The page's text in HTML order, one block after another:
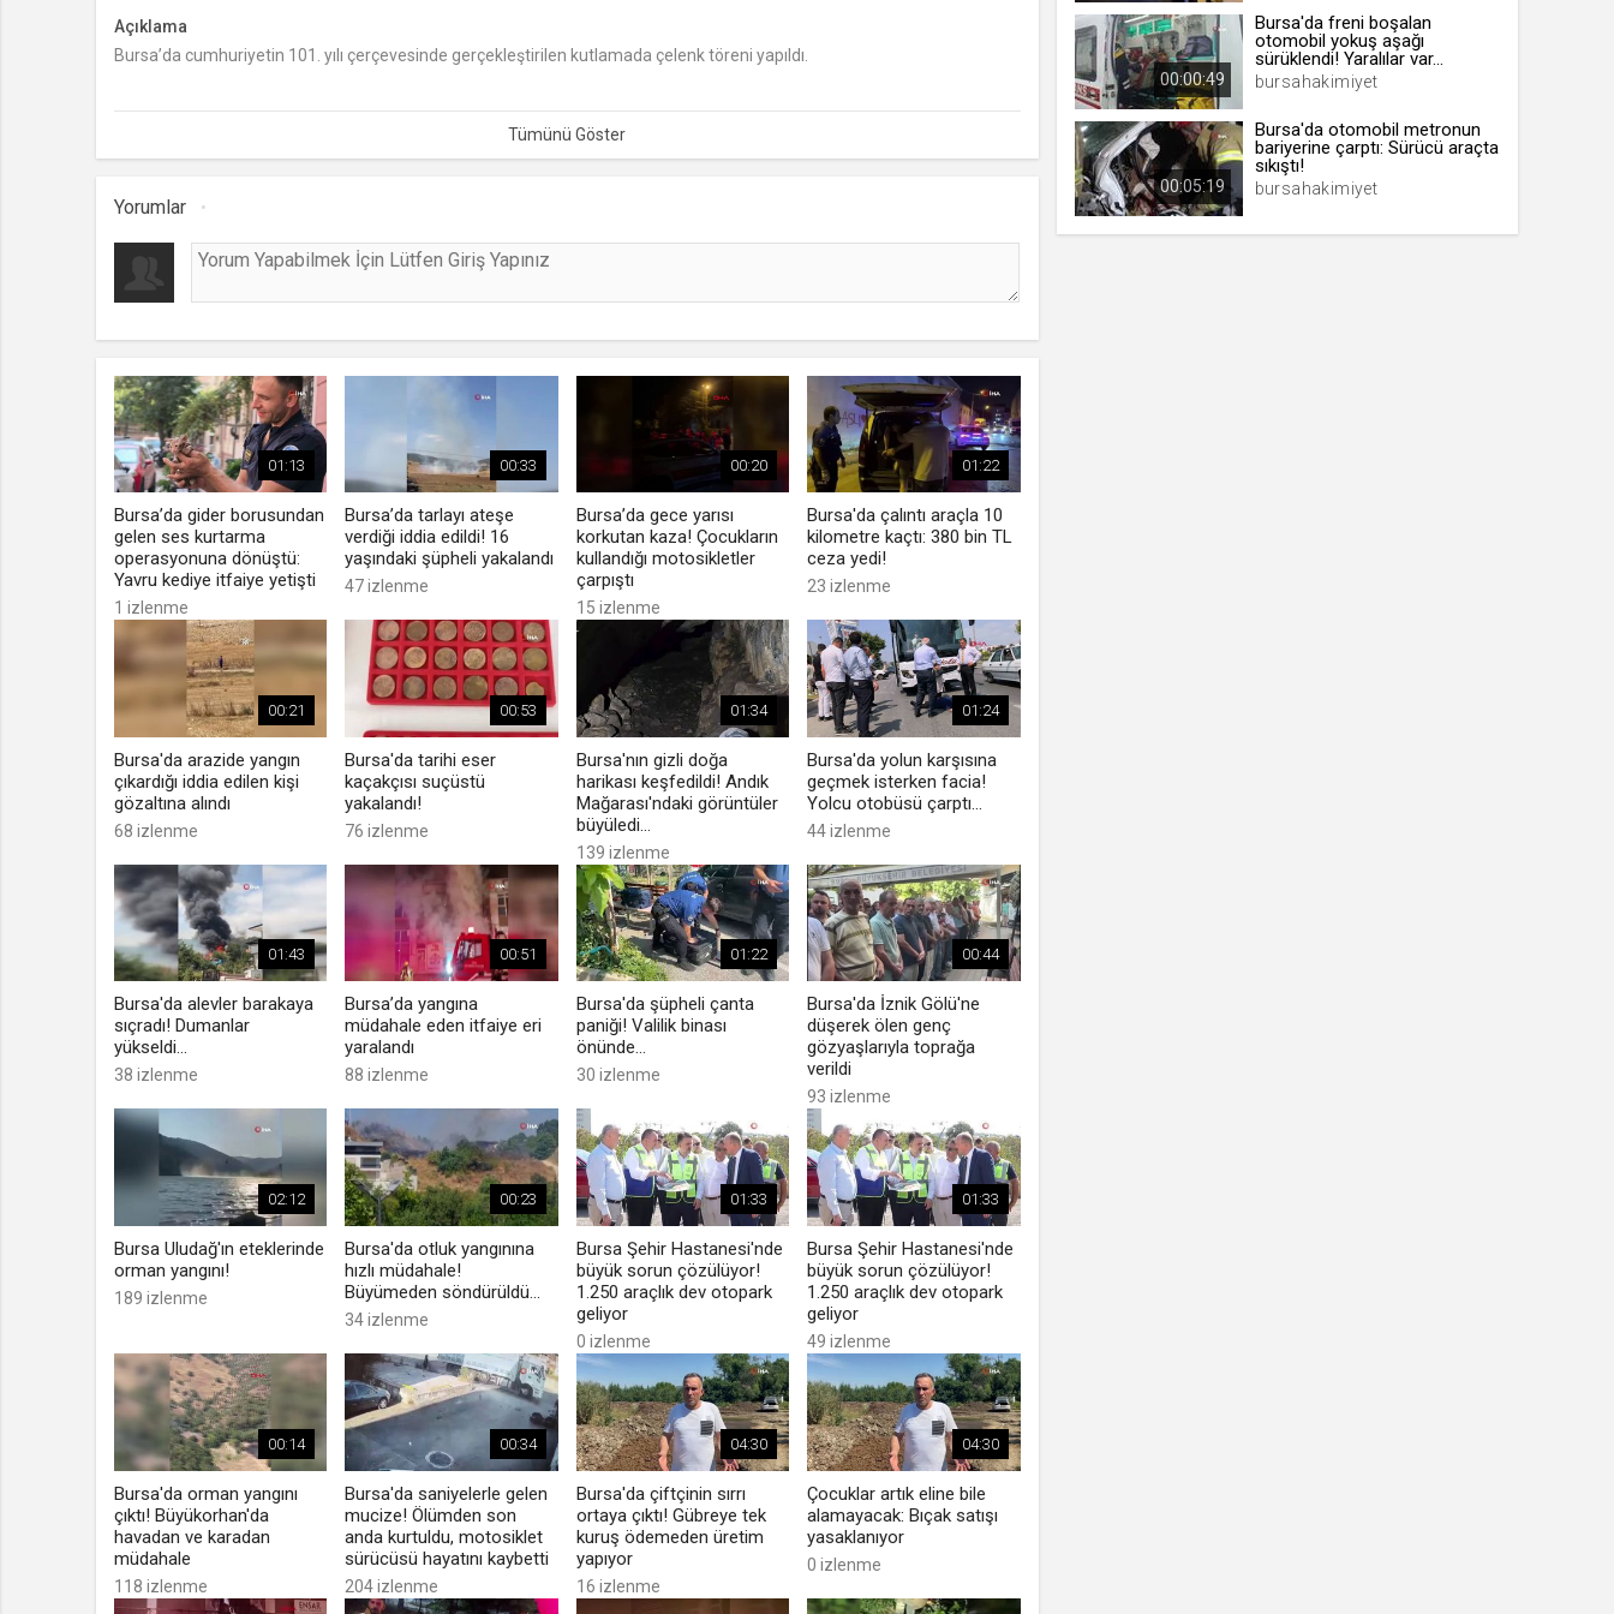
Açıklama
Bursa’da cumhuriyetin 101. yılı çerçevesinde gerçekleştirilen kutlamada çelenk töreni yapıldı.
Yorumlar
01:13
Bursa’da gider borusundan
gelen ses kurtarma
operasyonuna dönüştü:
Yavru kediye itfaiye yetişti
1 izlenme
00:33
Bursa’da tarlayı ateşe
verdiği iddia edildi! 16
yaşındaki şüpheli yakalandı
47 izlenme
00:20
Bursa’da gece yarısı
korkutan kaza! Çocukların
kullandığı motosikletler
çarpıştı
15 izlenme
01:22
Bursa'da çalıntı araçla 10
kilometre kaçtı: 380 bin TL
ceza yedi!
23 izlenme
00:21
Bursa'da arazide yangın
çıkardığı iddia edilen kişi
gözaltına alındı
68 izlenme
00:53
Bursa'da tarihi eser
kaçakçısı suçüstü
yakalandı!
76 izlenme
01:34
Bursa'nın gizli doğa
harikası keşfedildi! Andık
Mağarası'ndaki görüntüler
büyüledi...
139 izlenme
01:24
Bursa'da yolun karşısına
geçmek isterken facia!
Yolcu otobüsü çarptı...
44 izlenme
01:43
Bursa'da alevler barakaya
sıçradı! Dumanlar
yükseldi...
38 izlenme
00:51
Bursa’da yangına
müdahale eden itfaiye eri
yaralandı
88 izlenme
01:22
Bursa'da şüpheli çanta
paniği! Valilik binası
önünde...
30 izlenme
00:44
Bursa'da İznik Gölü'ne
düşerek ölen genç
gözyaşlarıyla toprağa
verildi
93 izlenme
02:12
Bursa Uludağ'ın eteklerinde
orman yangını!
189 izlenme
00:23
Bursa'da otluk yangınına
hızlı müdahale!
Büyümeden söndürüldü...
34 izlenme
01:33
Bursa Şehir Hastanesi'nde
büyük sorun çözülüyor!
1.250 araçlık dev otopark
geliyor
0 izlenme
01:33
Bursa Şehir Hastanesi'nde
büyük sorun çözülüyor!
1.250 araçlık dev otopark
geliyor
49 izlenme
00:14
Bursa'da orman yangını
çıktı! Büyükorhan'da
havadan ve karadan
müdahale
118 izlenme
00:34
Bursa'da saniyelerle gelen
mucize! Ölümden son
anda kurtuldu, motosiklet
sürücüsü hayatını kaybetti
204 izlenme
04:30
Bursa'da çiftçinin sırrı
ortaya çıktı! Gübreye tek
kuruş ödemeden üretim
yapıyor
16 izlenme
04:30
Çocuklar artık eline bile
alamayacak: Bıçak satışı
yasaklanıyor
0 izlenme
00:00:49
Bursa'da freni boşalan
otomobil yokuş aşağı
sürüklendi! Yaralılar var...
bursahakimiyet
00:05:19
Bursa'da otomobil metronun
bariyerine çarptı: Sürücü araçta
sıkıştı!
bursahakimiyet